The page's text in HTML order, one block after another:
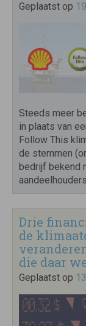
Geplaatst op
Steeds meer
in plaats van
Follow This
de stemmen
bedrijf bekend
Drie
de
die daar
Geplaatst op